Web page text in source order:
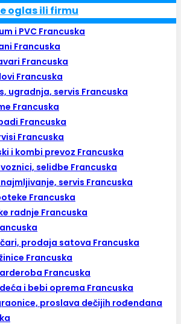
oglas ili firmu
i PVC Francuska
Francuska
Francuska
Francuska
ugradnja, servis Francuska
Francuska
Francuska
Francuska
i kombi prevoz Francuska
selidbe Francuska
servis Francuska
Francuska
radnje Francuska
prodaja satova Francuska
Francuska
Francuska
i bebi oprema Francuska
proslava dečijih rođendana